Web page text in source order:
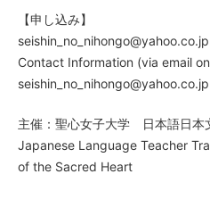
【申し込み】
seishin_no_nihongo@yahoo.co.jp
Contact Information (via email
seishin_no_nihongo@yahoo.co.jp
主催：聖心女子大学 日本語日
Japanese Language Teacher
of the Sacred Heart